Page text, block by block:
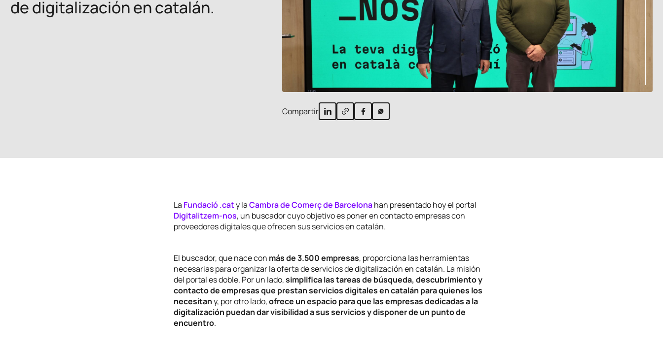
de digitalización en catalán.
Compartir
La Fundació .caty laCambra de Comerç de Barcelonahan presentado hoy el portal
Digitalitzem-nos, un buscador cuyo objetivo es poner en contacto empresas con
proveedores digitales que ofrecen sus servicios en catalán.
El buscador, que nace con más de 3.500 empresas, proporciona las herramientas
necesarias para organizar la oferta de servicios de digitalización en catalán. La misión
del portal es doble. Por un lado,simplifica las tareas de búsqueda, descubrimiento y
contacto de empresas que prestan servicios digitales en catalán para quienes los
necesitany, por otro lado,ofrece un espacio para que las empresas dedicadas a la
digitalización puedan dar visibilidad a sus servicios y disponer de un punto de
encuentro.